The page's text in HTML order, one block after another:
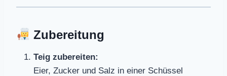
Zubereitung
Teig zubereiten:
Eier, Zucker und Salz in einer Schüssel